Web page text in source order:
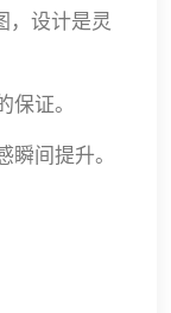
，设计是灵
保证。
瞬间提升。